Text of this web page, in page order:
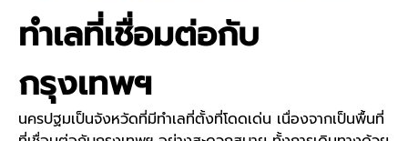
ทำเลที่เชื่อมต่อกับ
กรุงเทพฯ
นครปฐมเป็นจังหวัดที่มีทำเลที่ตั้งที่โดดเด่น เนื่องจากเป็นพื้นที่